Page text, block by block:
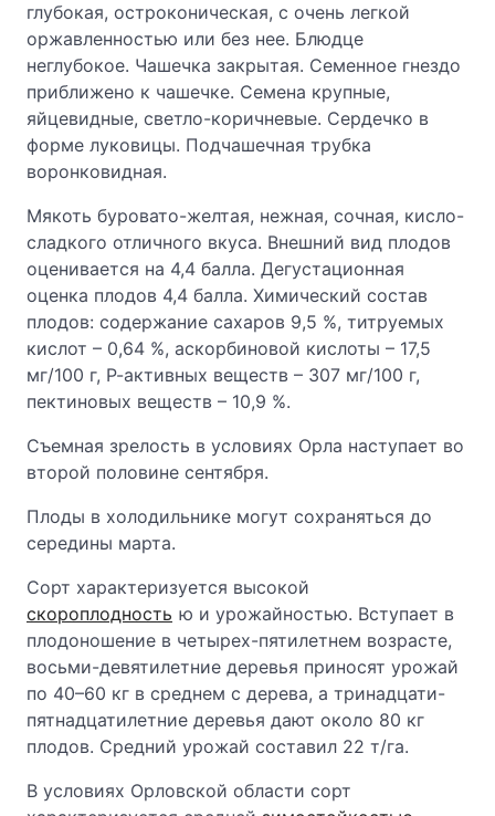
глубокая, остроконическая, с очень легкой
оржавленностью или без нее. Блюдце
неглубокое. Чашечка закрытая. Семенное гнездо
приближено к чашечке. Семена крупные,
яйцевидные, светло-коричневые. Сердечко в
форме луковицы. Подчашечная трубка
воронковидная.
Мякоть буровато-желтая, нежная, сочная, кисло-
сладкого отличного вкуса. Внешний вид плодов
оценивается на 4,4 балла. Дегустационная
оценка плодов 4,4 балла. Химический состав
плодов: содержание сахаров 9,5 %, титруемых
кислот – 0,64 %, аскорбиновой кислоты – 17,5
мг/100 г, Р-активных веществ – 307 мг/100 г,
пектиновых веществ – 10,9 %.
Съемная зрелость в условиях Орла наступает во
второй половине сентября.
Плоды в холодильнике могут сохраняться до
середины марта.
Сорт характеризуется высокой
скороплодность ю и урожайностью. Вступает в
плодоношение в четырех-пятилетнем возрасте,
восьми-девятилетние деревья приносят урожай
по 40–60 кг в среднем с дерева, а тринадцати-
пятнадцатилетние деревья дают около 80 кг
плодов. Средний урожай составил 22 т/га.
В условиях Орловской области сорт